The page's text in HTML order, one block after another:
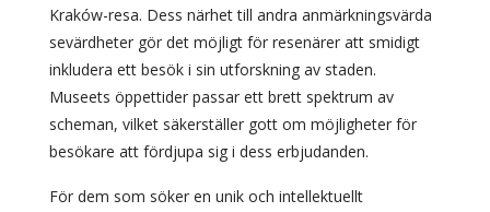
Kraków-resa. Dess närhet till andra anmärkningsvärda
sevärdheter gör det möjligt för resenärer att smidigt
inkludera ett besök i sin utforskning av staden.
Museets öppettider passar ett brett spektrum av
scheman, vilket säkerställer gott om möjligheter för
besökare att fördjupa sig i dess erbjudanden.
För dem som söker en unik och intellektuellt